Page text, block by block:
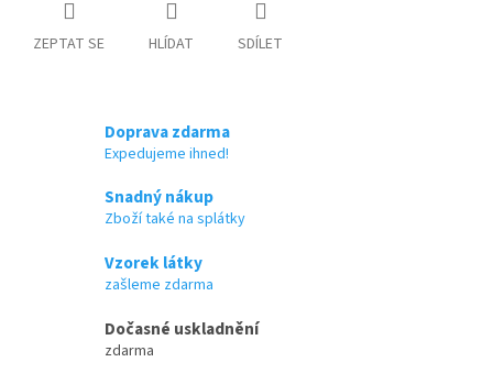
ZEPTAT SE HLÍDAT SDÍLET
Doprava zdarma
Expedujeme ihned!
Snadný nákup
Zboží také na splátky
Vzorek látky
zašleme zdarma
Dočasné uskladnění
zdarma